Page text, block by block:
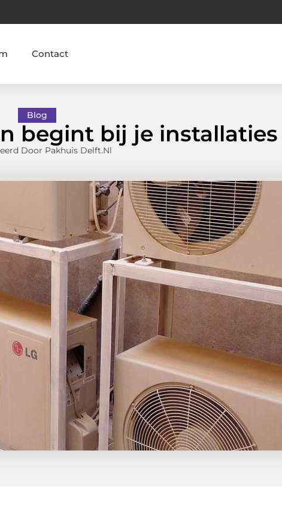
Contact
Blog
begint bij je installaties
Door Pakhuis Delft.nl